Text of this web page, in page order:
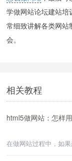
学做网站论坛建站
常细致讲解各类网
会。
相关教程
html5做网站：怎样